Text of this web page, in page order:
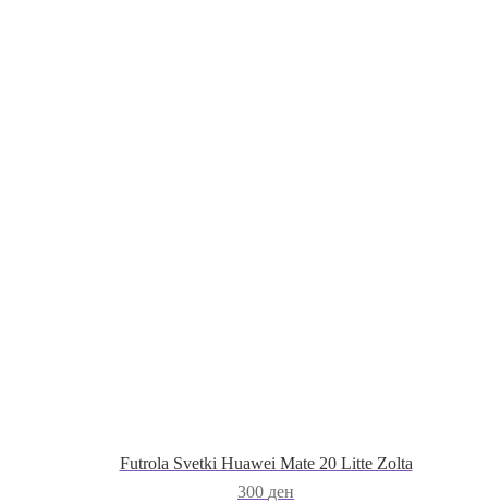
Futrola Svetki Huawei Mate 20 Litte Zolta
300 ден